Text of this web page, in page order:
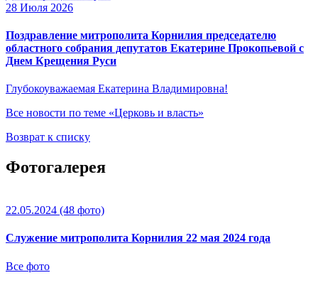
28 Июля 2026
Поздравление митрополита Корнилия председателю
областного собрания депутатов Екатерине Прокопьевой с
Днем Крещения Руси
Глубокоуважаемая Екатерина Владимировна!
Все новости по теме «Церковь и власть»
Возврат к списку
Фотогалерея
22.05.2024 (48 фото)
Служение митрополита Корнилия 22 мая 2024 года
Все фото